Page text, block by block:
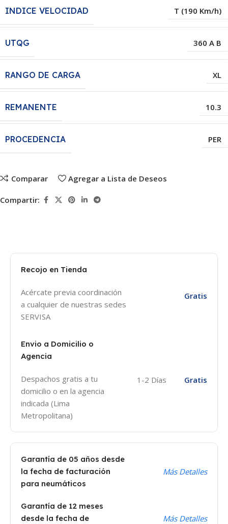
INDICE VELOCIDAD T (190 Km/h)
UTQG 360 A B
RANGO DE CARGA XL
REMANENTE 10.3
PROCEDENCIA PER
Comparar Agregar a Lista de Deseos
Compartir:
Recojo en Tienda
Acércate previa coordinación
a cualquier de nuestras sedes
SERVISA
Gratis
Envio a Domicilio o
Agencia
Despachos gratis a tu
domicilio o en la agencia
indicada (Lima
Metropolitana)
1-2 Días Gratis
Garantía de 05 años desde
la fecha de facturación
para neumáticos
Más Detalles
Garantía de 12 meses
desde la fecha de
Más Detalles